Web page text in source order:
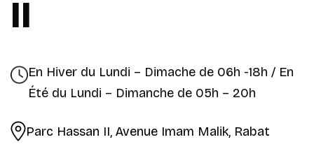
II
En Hiver du Lundi – Dimache de 06h -18h / En
Été du Lundi – Dimanche de 05h – 20h
Parc Hassan II, Avenue Imam Malik, Rabat